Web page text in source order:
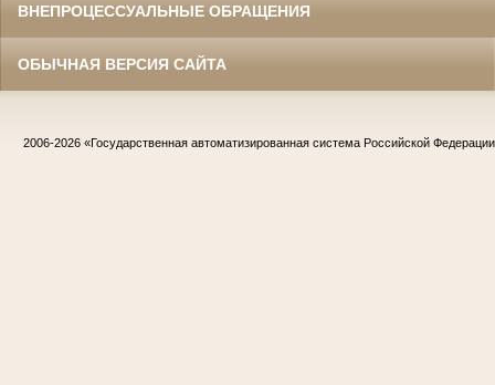
ВНЕПРОЦЕССУАЛЬНЫЕ ОБРАЩЕНИЯ
ОБЫЧНАЯ ВЕРСИЯ САЙТА
2006-2026 «Государственная автоматизированная система Российской